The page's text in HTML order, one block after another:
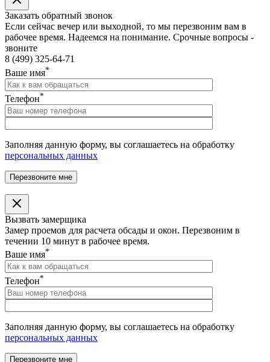
Заказать обратный звонок
Если сейчас вечер или выходной, то мы перезвоним вам в
рабочее время. Надеемся на понимание. Срочные вопросы -
звоните
8 (499) 325-64-71
Ваше имя*
Телефон*
Заполняя данную форму, вы соглашаетесь на обработку
персональных данных
Вызвать замерщика
Замер проемов для расчета обсады и окон. Перезвоним в
течении 10 минут в рабочее время.
Ваше имя*
Телефон*
Заполняя данную форму, вы соглашаетесь на обработку
персональных данных